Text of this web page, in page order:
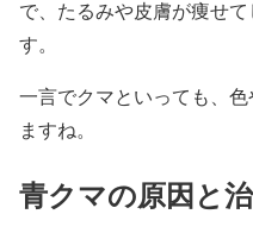
で、たるみや皮膚が痩せ
す。
一言でクマといっても、
ますね。
青クマの原因と